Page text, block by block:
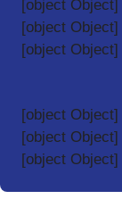
[object Object]
[object Object]
[object Object]
[object Object]
[object Object]
[object Object]